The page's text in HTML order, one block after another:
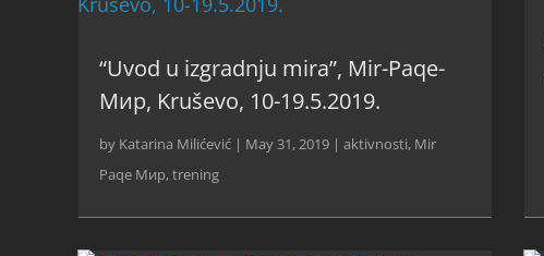
“Uvod u izgradnju mira”, Mir-Paqe-
Мир, Kruševo, 10-19.5.2019.
by Katarina Milićević | May 31, 2019 | aktivnosti, Mir
Paqe Мир,trening